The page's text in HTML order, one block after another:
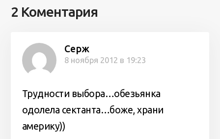
2 Коментария
Серж
8 ноября 2012 в 19:23
Трудности выбора…обезьянка
одолела сектанта…боже, храни
америку))